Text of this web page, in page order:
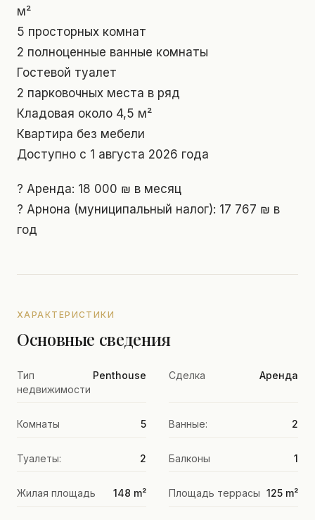
м²
5 просторных комнат
2 полноценные ванные комнаты
Гостевой туалет
2 парковочных места в ряд
Кладовая около 4,5 м²
Квартира без мебели
Доступно с 1 августа 2026 года
? Аренда: 18 000 ₪ в месяц
? Арнона (муниципальный налог): 17 767 ₪ в
год
ХАРАКТЕРИСТИКИ
Основные сведения
Тип
недвижимости
Penthouse Сделка Аренда
Комнаты 5 Ванные: 2
Туалеты: 2 Балконы 1
Жилая площадь 148 m² Площадь террасы 125 m²